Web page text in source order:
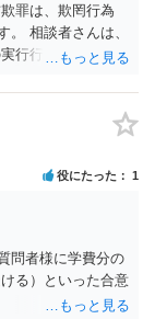
罪は、欺罔行為
。 相談者さんは、
行行為性が無く罪
ば、「ちゃんと返
ば、返せないのは
役にたった 1
問者様に学費分の
る）といった合意